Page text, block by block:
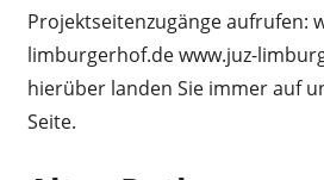
Projektseitenzugänge aufrufen:
limburgerhof.de www.juz-
hierüber landen Sie immer auf
Seite.